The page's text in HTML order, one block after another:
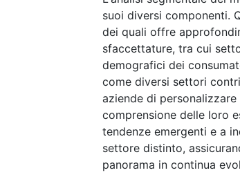
suoi diversi componenti.
dei quali offre
sfaccettature, tra cui
demografici dei
come diversi settori
aziende di
comprensione delle loro
tendenze emergenti e a
settore distinto,
panorama in continua